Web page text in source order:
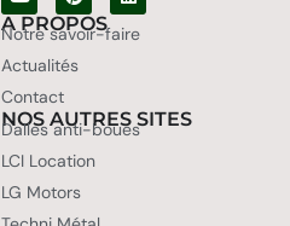
A PROPOS
Notre savoir-faire
Actualités
Contact
NOS AUTRES SITES
Dalles anti-boues
LCI Location
LG Motors